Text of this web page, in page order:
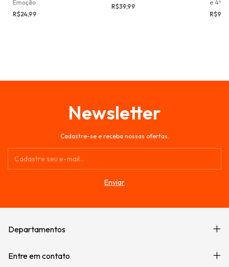
Emoção
R$24,99
R$39,99
e 4º
Newsletter
Cadastre-se e receba nossas ofertas.
Departamentos
Entre em contato